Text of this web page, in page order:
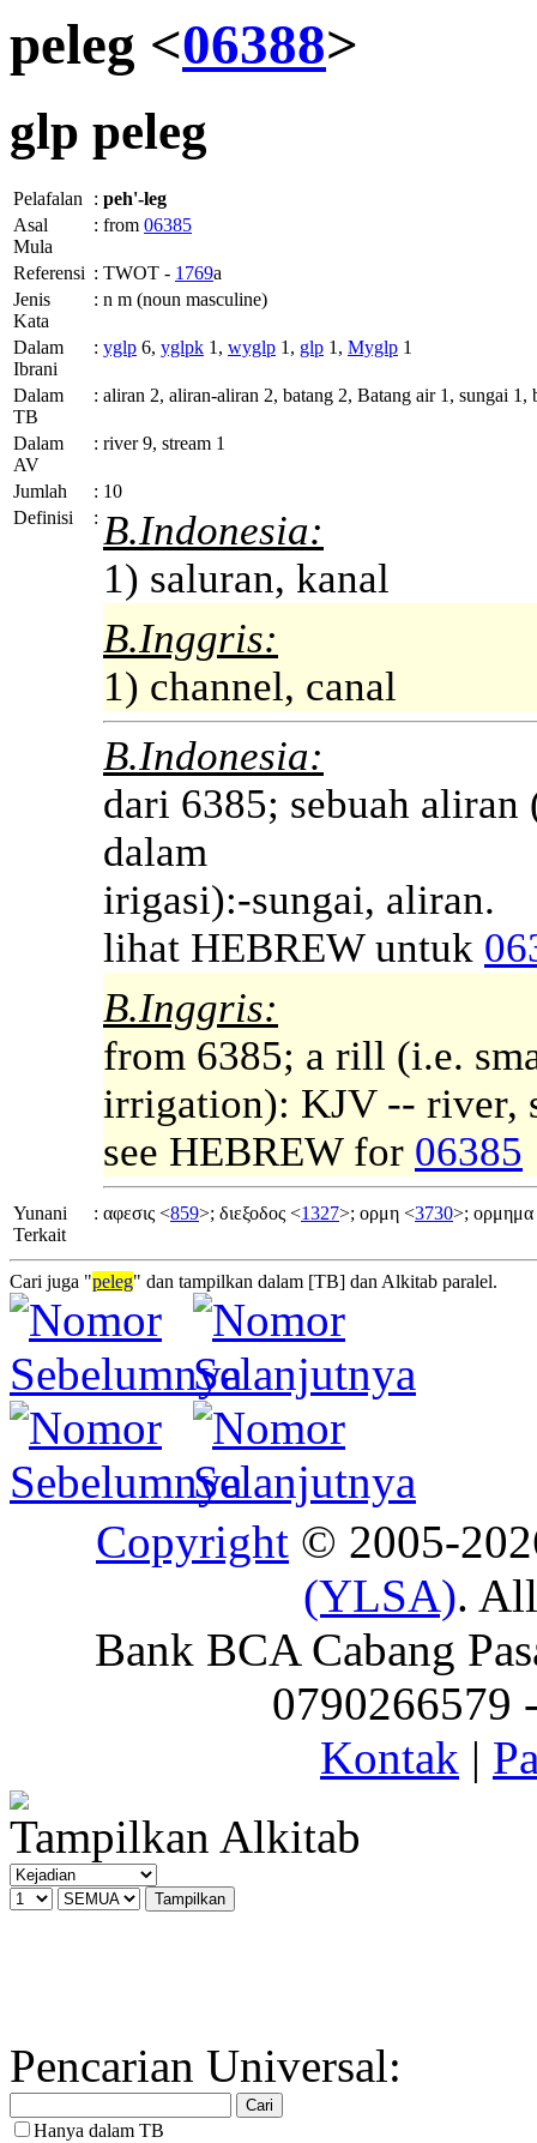
peleg <06388>
glp peleg
Pelafalan : peh'-leg
Asal
Mula
: from 06385
Referensi : TWOT - 1769a
Jenis
Kata
: n m (noun masculine)
Dalam
Ibrani
: yglp 6, yglpk 1, wyglp 1, glp 1, Myglp 1
Dalam
TB
: aliran 2, aliran-aliran 2, batang 2, Batang air 1, sungai 1,
Dalam
AV
: river 9, stream 1
Jumlah : 10
Definisi
: B.Indonesia:
1) saluran, kanal
B.Inggris:
1) channel, canal
B.Indonesia:
dari 6385; sebuah
dalam
irigasi):-sungai, aliran.
lihat HEBREW untuk
B.Inggris:
from 6385; a rill (i.e.
irrigation): KJV -- river,
see HEBREW for 06385
Yunani
Terkait
: αφεσις <859>; διεξοδος <1327>; ορμη <3730>; ορμημα
Cari juga "peleg" dan tampilkan dalam [TB] dan Alkitab paralel.
Copyright © 2005-
(YLSA).
Bank BCA Cabang
0790266579
Kontak |
Tampilkan Alkitab
Pencarian Universal:
Hanya dalam TB